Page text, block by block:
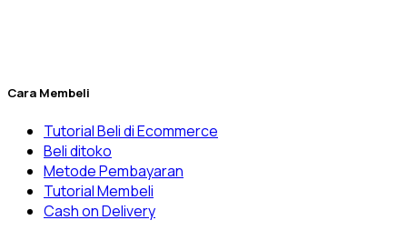
Cara Membeli
Tutorial Beli di Ecommerce
Beli ditoko
Metode Pembayaran
Tutorial Membeli
Cash on Delivery